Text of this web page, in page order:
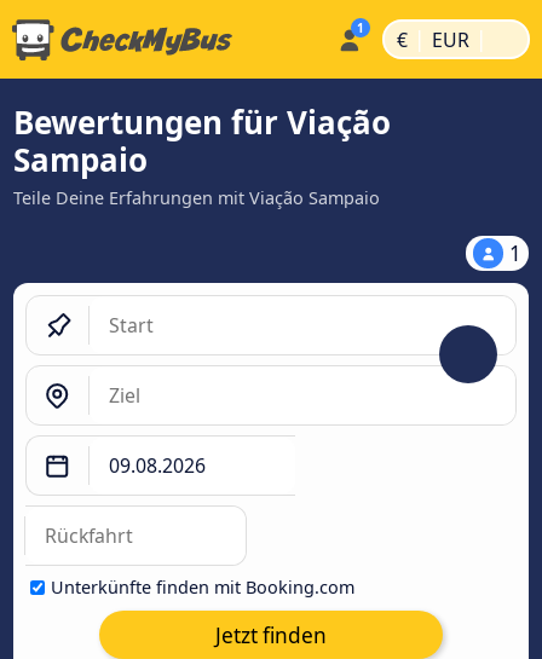
€ | EUR |
Bewertungen für Viação
Sampaio
Teile Deine Erfahrungen mit Viação Sampaio
1
Unterkünfte finden mit Booking.com
Jetzt finden